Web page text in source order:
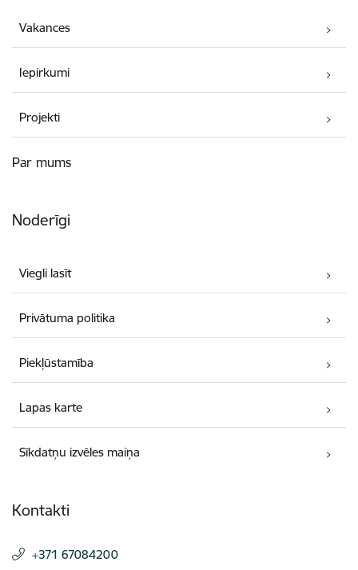
Vakances
Iepirkumi
Projekti
Par mums
Noderīgi
Viegli lasīt
Privātuma politika
Piekļūstamība
Lapas karte
Sīkdatņu izvēles maiņa
Kontakti
+371 67084200